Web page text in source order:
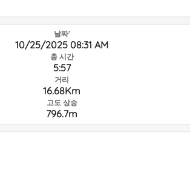
날짜'
10/25/2025 08:31 AM
총 시간
5:57
거리
16.68Km
고도 상승
796.7m